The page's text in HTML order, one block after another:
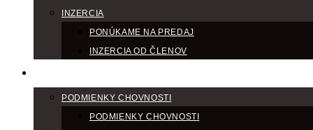
INZERCIA
PONÚKAME NA PREDAJ
INZERCIA OD ČLENOV
PODMIENKY CHOVNOSTI
PODMIENKY CHOVNOSTI